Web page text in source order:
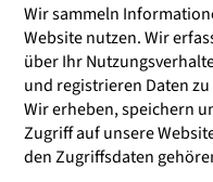
Wir sammeln
Website nutzen. Wir
über Ihr
und registrieren Daten
Wir erheben, speichern
Zugriff auf unsere
den Zugriffsdaten